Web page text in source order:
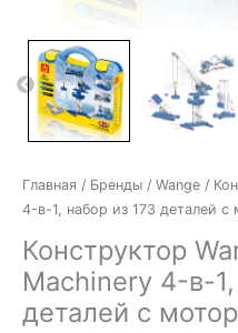
Главная / Бренды / Wange /
4-в-1, набор из 173 деталей с
Конструктор
Machinery 4-в-
деталей с